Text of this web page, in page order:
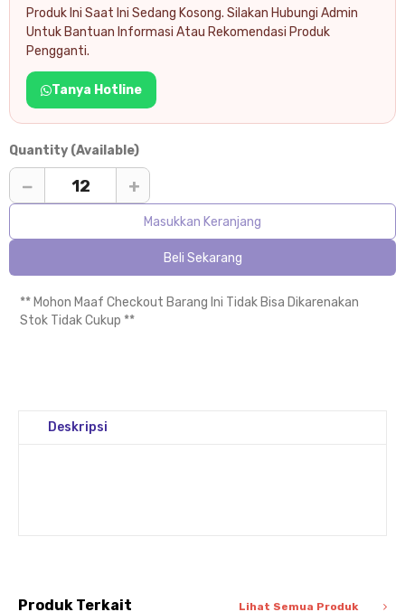
Produk Ini Saat Ini Sedang Kosong. Silakan Hubungi Admin
Untuk Bantuan Informasi Atau Rekomendasi Produk
Pengganti.
Tanya Hotline
Quantity (Available)
− +
Masukkan Keranjang
Beli Sekarang
** Mohon Maaf Checkout Barang Ini Tidak Bisa Dikarenakan
Stok Tidak Cukup **
Deskripsi
Produk Terkait Lihat Semua Produk